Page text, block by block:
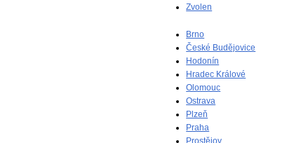
Zvolen
Brno
České Budějovice
Hodonín
Hradec Králové
Olomouc
Ostrava
Plzeň
Praha
Prostějov